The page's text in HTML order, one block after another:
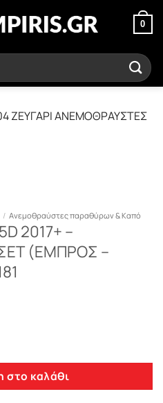
0
/ Ανεμοθραύστες παραθύρων & Καπό
2017+ –
(ΕΜΠΡΟΣ –
- ΑΝΕΜΟΘΡΑΥΣΤΕΣ ΣΕΤ
στο καλάθι